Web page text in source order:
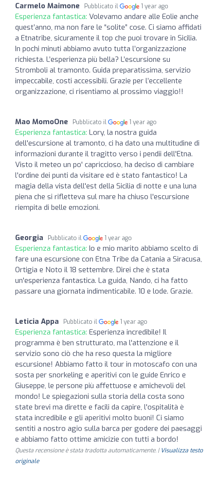
Carmelo Maimone Pubblicato il 1 year ago
Esperienza fantastica: Volevamo andare alle Eolie anche
quest’anno, ma non fare le “solite” cose. Ci siamo affidati
a Etnatribe, sicuramente il top che puoi trovare in Sicilia.
In pochi minuti abbiamo avuto tutta l’organizzazione
richiesta. L’esperienza più bella? L’escursione su
Stromboli al tramonto. Guida preparatissima, servizio
impeccabile, costi accessibili. Grazie per l’eccellente
organizzazione, ci risentiamo al prossimo viaggio!!
Mao MomoOne Pubblicato il 1 year ago
Esperienza fantastica: Lory, la nostra guida
dell'escursione al tramonto, ci ha dato una multitudine di
informazioni durante il tragitto verso i pendii dell'Etna.
Visto il meteo un po' capriccioso, ha deciso di cambiare
l'ordine dei punti da visitare ed è stato fantastico! La
magia della vista dell'est della Sicilia di notte e una luna
piena che si rifletteva sul mare ha chiuso l'escursione
riempita di belle emozioni.
Georgia Pubblicato il 1 year ago
Esperienza fantastica: Io e mio marito abbiamo scelto di
fare una escursione con Etna Tribe da Catania a Siracusa,
Ortigia e Noto il 18 settembre. Direi che è stata
un'esperienza fantastica. La guida, Nando, ci ha fatto
passare una giornata indimenticabile. 10 e lode. Grazie.
Leticia Appa Pubblicato il 1 year ago
Esperienza fantastica: Esperienza incredibile! Il
programma è ben strutturato, ma l'attenzione e il
servizio sono ciò che ha reso questa la migliore
escursione! Abbiamo fatto il tour in motoscafo con una
sosta per snorkeling e aperitivi con le guide Enrico e
Giuseppe, le persone più affettuose e amichevoli del
mondo! Le spiegazioni sulla storia della costa sono
state brevi ma dirette e facili da capire, l'ospitalità è
stata incredibile e gli aperitivi molto buoni! Ci siamo
sentiti a nostro agio sulla barca per godere dei paesaggi
e abbiamo fatto ottime amicizie con tutti a bordo!
Questa recensione è stata tradotta automaticamente. | Visualizza testo
originale